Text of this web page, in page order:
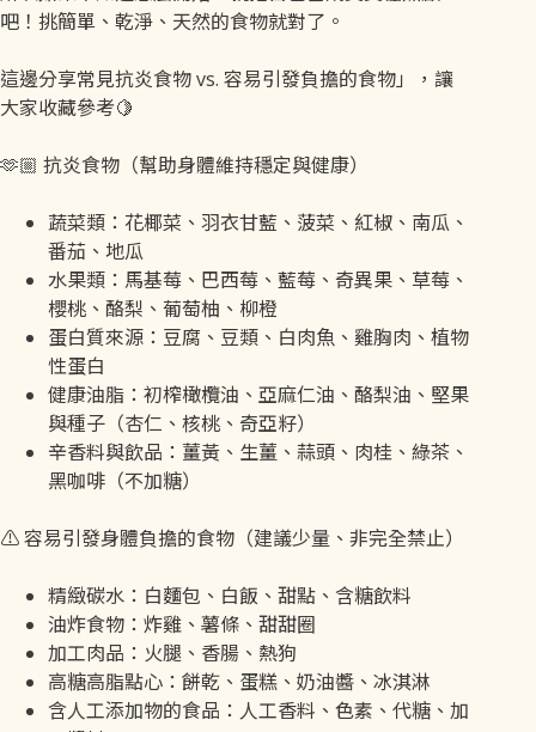
吧！挑簡單、乾淨、天然的食物就對了。
這邊分享常見抗炎食物 vs. 容易引發負擔的食物」，讓
大家收藏參考🍋
🫶🏼 抗炎食物（幫助身體維持穩定與健康）
蔬菜類：花椰菜、羽衣甘藍、菠菜、紅椒、南瓜、
番茄、地瓜
水果類：馬基莓、巴西莓、藍莓、奇異果、草莓、
櫻桃、酪梨、葡萄柚、柳橙
蛋白質來源：豆腐、豆類、白肉魚、雞胸肉、植物
性蛋白
健康油脂：初榨橄欖油、亞麻仁油、酪梨油、堅果
與種子（杏仁、核桃、奇亞籽）
辛香料與飲品：薑黃、生薑、蒜頭、肉桂、綠茶、
黑咖啡（不加糖）
⚠️ 容易引發身體負擔的食物（建議少量、非完全禁止）
精緻碳水：白麵包、白飯、甜點、含糖飲料
油炸食物：炸雞、薯條、甜甜圈
加工肉品：火腿、香腸、熱狗
高糖高脂點心：餅乾、蛋糕、奶油醬、冰淇淋
含人工添加物的食品：人工香料、色素、代糖、加